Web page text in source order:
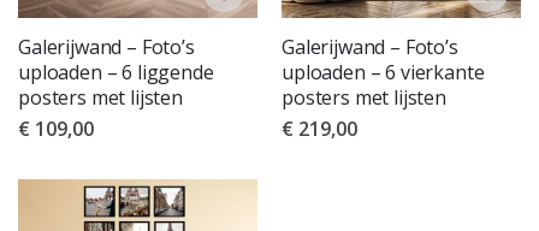
Galerijwand – Foto’s
uploaden – 6 liggende
posters met lijsten
€ 109,00
Galerijwand – Foto’s
uploaden – 6 vierkante
posters met lijsten
€ 219,00